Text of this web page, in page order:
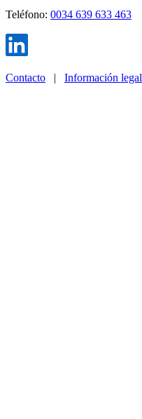
Teléfono: 0034 639 633 463
Contacto | Información legal